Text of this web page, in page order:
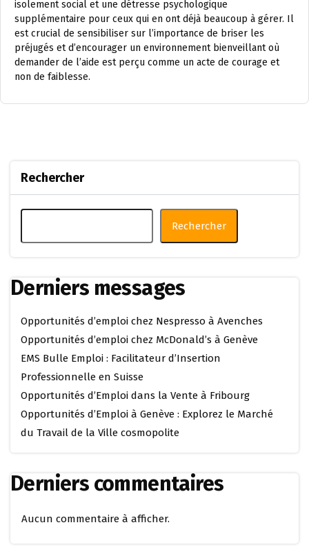
isolement social et une détresse psychologique
supplémentaire pour ceux qui en ont déjà beaucoup à gérer. Il
est crucial de sensibiliser sur l’importance de briser les
préjugés et d’encourager un environnement bienveillant où
demander de l’aide est perçu comme un acte de courage et
non de faiblesse.
Rechercher
Rechercher
Derniers messages
Opportunités d’emploi chez Nespresso à Avenches
Opportunités d’emploi chez McDonald’s à Genève
EMS Bulle Emploi : Facilitateur d’Insertion
Professionnelle en Suisse
Opportunités d’Emploi dans la Vente à Fribourg
Opportunités d’Emploi à Genève : Explorez le Marché
du Travail de la Ville cosmopolite
Derniers commentaires
Aucun commentaire à afficher.